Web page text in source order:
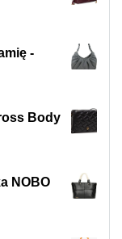
-
Body
NOBO